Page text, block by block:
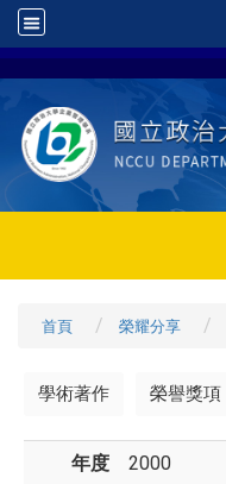
首頁 榮耀分享
學術著作 榮譽獎項
年度 2000